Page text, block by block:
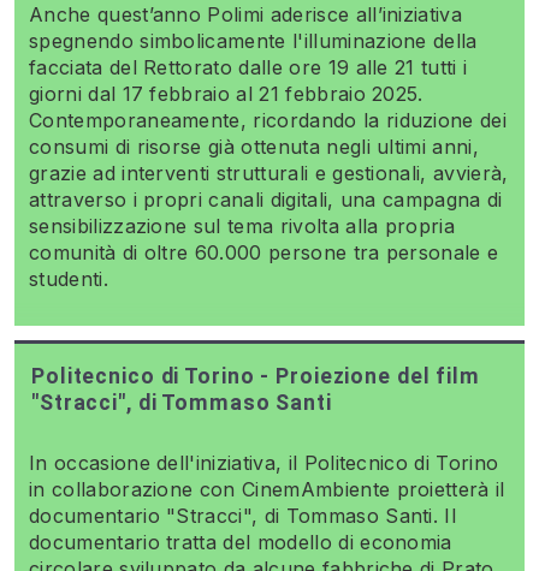
Anche quest’anno Polimi aderisce all’iniziativa
spegnendo simbolicamente l'illuminazione della
facciata del Rettorato dalle ore 19 alle 21 tutti i
giorni dal 17 febbraio al 21 febbraio 2025.
Contemporaneamente, ricordando la riduzione dei
consumi di risorse già ottenuta negli ultimi anni,
grazie ad interventi strutturali e gestionali, avvierà,
attraverso i propri canali digitali, una campagna di
sensibilizzazione sul tema rivolta alla propria
comunità di oltre 60.000 persone tra personale e
studenti.
Politecnico di Torino - Proiezione del film
"Stracci", di Tommaso Santi
In occasione dell'iniziativa, il Politecnico di Torino
in collaborazione con CinemAmbiente proietterà il
documentario "Stracci", di Tommaso Santi. Il
documentario tratta del modello di economia